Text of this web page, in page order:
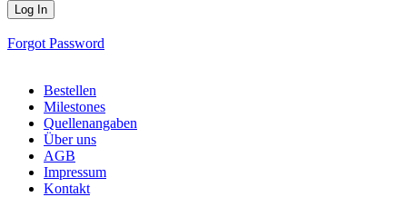
Forgot Password
Bestellen
Milestones
Quellenangaben
Über uns
AGB
Impressum
Kontakt